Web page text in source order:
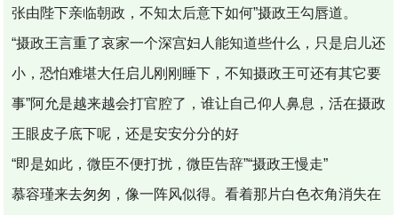
张由陛下亲临朝政，不知太后意下如何”摄政王勾唇道。
“摄政王言重了哀家一个深宫妇人能知道些什么，只是启儿还
小，恐怕难堪大任启儿刚刚睡下，不知摄政王可还有其它要
事”阿允是越来越会打官腔了，谁让自己仰人鼻息，活在摄政
王眼皮子底下呢，还是安安分分的好
“即是如此，微臣不便打扰，微臣告辞”“摄政王慢走”
慕容瑾来去匆匆，像一阵风似得。看着那片白色衣角消失在